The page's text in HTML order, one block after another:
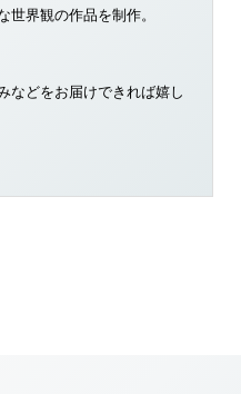
界観の作品を制作。
などをお届けできれば嬉し